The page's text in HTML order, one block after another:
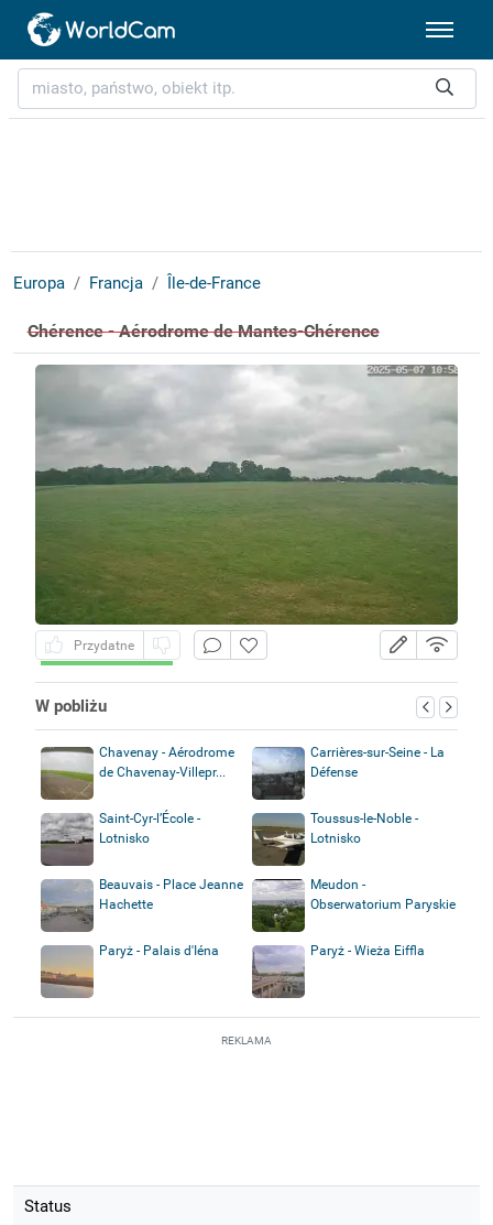
Europa Francja Île-de-France
Chérence - Aérodrome de Mantes-Chérence
Przydatne
W pobliżu
Chavenay - Aérodrome
de Chavenay-Villepr...
Carrières-sur-Seine - La
Défense
Saint-Cyr-l’École -
Lotnisko
Toussus-le-Noble -
Lotnisko
Beauvais - Place Jeanne
Hachette
Meudon -
Obserwatorium Paryskie
Paryż - Palais d'Iéna Paryż - Wieża Eiffla
REKLAMA
Status